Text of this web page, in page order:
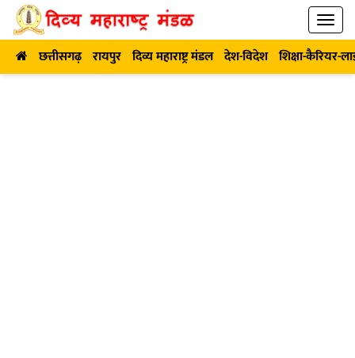
छत्तीसगढ़ रायपुर दिव्य महाराष्ट्र मंडल देश-विदेश शिक्षा-कैरियर-